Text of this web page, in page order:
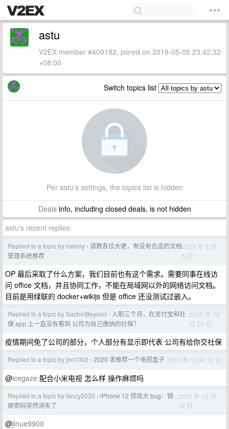
astu
V2EX member #409182, joined on 2019-05-05 23:42:32
+08:00
Switch topics list
Per astu's settings, the topics list is hidden
Dealsinfo, including closed deals, is not hidden
astu's recent replies
Replied to a topic by nakroy › 请教各位大佬，有没有合适的文档
管理系统推荐
2025 年 8 月
6 日
OP 最后采取了什么方案，我们目前也有这个需求。需要同事在线访
问 office 文档，并且协同工作，不能在局域网以外的网络访问文档。
目前是用绿联的 docker+wikijs 但是 office 还没测试过嵌入。
Replied to a topic by SachinBeyond › 入职三个月，在支付宝和社
保 app 上一直没有看到 公司为自己缴纳的社保？
2020 年 12
月 20 日
疫情期间免了公司的部分，个人部分有显示即代表 公司有给你交社保
Replied to a topic by jim1002 › 2020 求推荐一个电视盒子 2020 年 12 月 13 日
@icegaze 配合小米电视 怎么样 操作麻烦吗
Replied to a topic by fancy2020 › iPhone 12 惊现大 bug：锁
屏密码突然消失了
2020 年 12 月
10 日
@jinue9900